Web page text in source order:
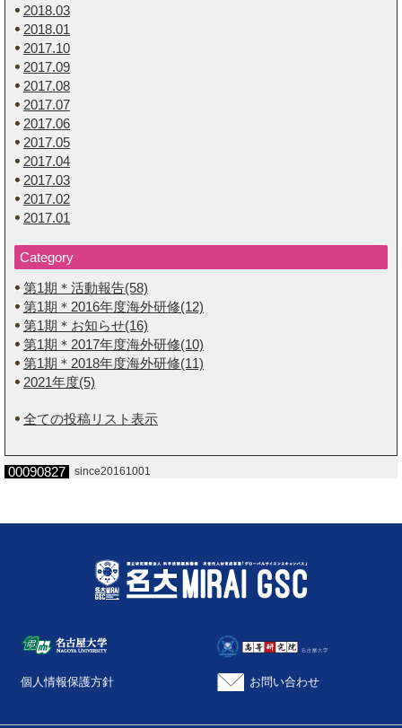
2018.03
2018.01
2017.10
2017.09
2017.08
2017.07
2017.06
2017.05
2017.04
2017.03
2017.02
2017.01
Category
第1期＊活動報告(58)
第1期＊2016年度海外研修(12)
第1期＊お知らせ(16)
第1期＊2017年度海外研修(10)
第1期＊2018年度海外研修(11)
2021年度(5)
全ての投稿リスト表示
00090827 since20161001
個人情報保護方針 お問い合わせ